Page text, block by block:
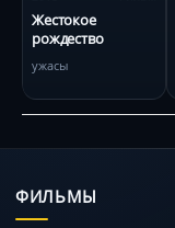
Жестокое
рождество
ужасы
ФИЛЬМЫ